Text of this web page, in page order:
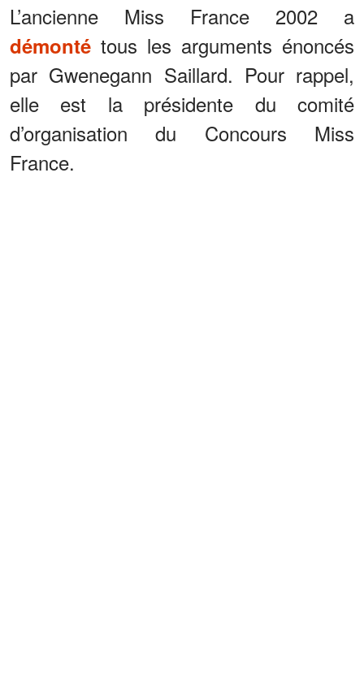
L’ancienne Miss France 2002 a
démonté tous les arguments énoncés
par Gwenegann Saillard. Pour rappel,
elle est la présidente du comité
d’organisation du Concours Miss
France.